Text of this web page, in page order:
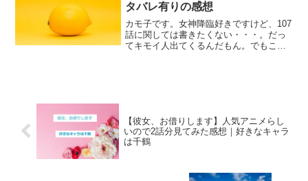
タバレ有りの感想
カモ子です。女神降臨好きですけど、107
話に関しては書きたくない・・・。だっ
てキモイ人出てくるんだもん。でもこれ
【彼女、お借りします】人気アニメらし
いので2話分見てみた感想｜好きなキャラ
は千鶴